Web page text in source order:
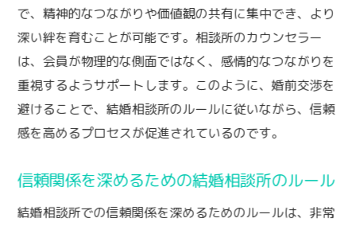
で、精神的なつながりや価値観の共有に集中でき、より
深い絆を育むことが可能です。相談所のカウンセラー
は、会員が物理的な側面ではなく、感情的なつながりを
重視するようサポートします。このように、婚前交渉を
避けることで、結婚相談所のルールに従いながら、信頼
感を高めるプロセスが促進されているのです。
信頼関係を深めるための結婚相談所のルール
結婚相談所での信頼関係を深めるためのルールは、非常